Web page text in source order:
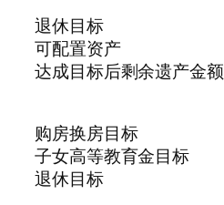
退休目标
可配置资产
达成目标后剩余遗产金额
购房换房目标
子女高等教育金目标
退休目标